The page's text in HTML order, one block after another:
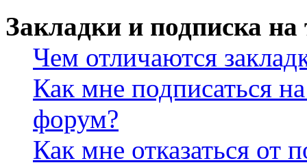
Закладки и подписка
Чем отличаются
Как мне подписаться
форум?
Как мне отказаться от